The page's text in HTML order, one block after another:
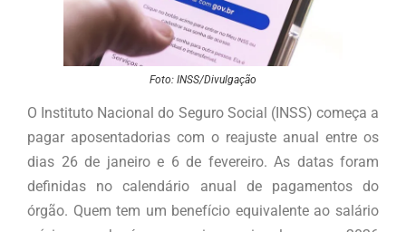
Foto: INSS/Divulgação
O Instituto Nacional do Seguro Social (INSS) começa a
pagar aposentadorias com o reajuste anual entre os
dias 26 de janeiro e 6 de fevereiro. As datas foram
definidas no calendário anual de pagamentos do
órgão. Quem tem um benefício equivalente ao salário